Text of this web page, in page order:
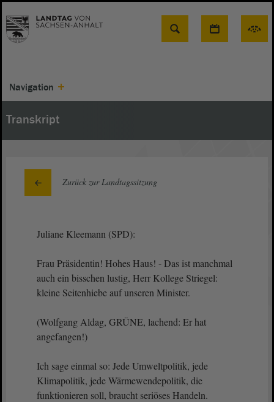
Suche
Navigation
Transkript
Zurück zur Landtagssitzung
Juliane Kleemann (SPD):
Frau Präsidentin! Hohes Haus! - Das ist manchmal
auch ein bisschen lustig, Herr Kollege Striegel:
kleine Seitenhiebe auf unseren Minister.
(Wolfgang Aldag, GRÜNE, lachend: Er hat
angefangen!)
Ich sage einmal so: Jede Umweltpolitik, jede
Klimapolitik, jede Wärmewendepolitik, die
funktionieren soll, braucht seriöses Handeln.